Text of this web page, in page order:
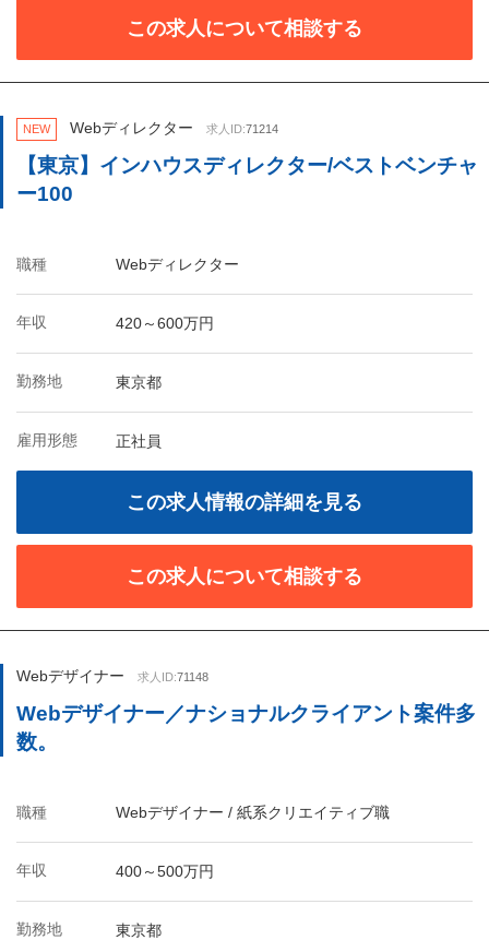
この求人について相談する
NEW Webディレクター 求人ID:71214
【東京】インハウスディレクター/ベストベンチャ
ー100
職種 Webディレクター
年収 420～600万円
勤務地 東京都
雇用形態 正社員
この求人情報の詳細を見る
この求人について相談する
Webデザイナー 求人ID:71148
Webデザイナー／ナショナルクライアント案件多
数。
職種 Webデザイナー / 紙系クリエイティブ職
年収 400～500万円
勤務地 東京都